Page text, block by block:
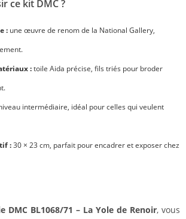
ce kit DMC ?
: une œuvre de renom de la National Gallery,
:toile Aida précise, fils triés pour broder
intermédiaire, idéal pour celles qui veulent
:30 × 23 cm, parfait pour encadrer et exposer chez
DMC BL1068/71 – La Yole de Renoir, vous